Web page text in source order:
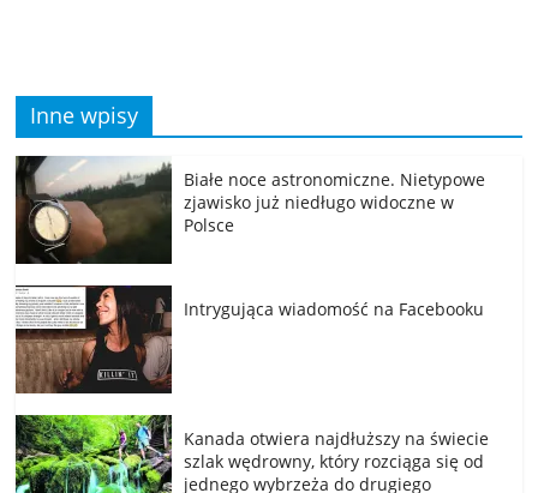
Inne wpisy
Białe noce astronomiczne. Nietypowe
zjawisko już niedługo widoczne w
Polsce
Intrygująca wiadomość na Facebooku
Kanada otwiera najdłuższy na świecie
szlak wędrowny, który rozciąga się od
jednego wybrzeża do drugiego